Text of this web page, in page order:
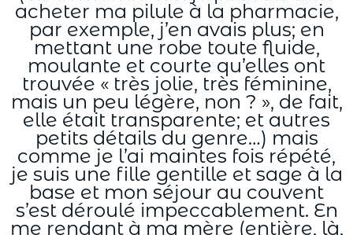
acheter ma pilule à la pharmacie,
par exemple, j’en avais plus; en
mettant une robe toute fluide,
moulante et courte qu’elles ont
trouvée « très jolie, très féminine,
mais un peu légère, non ? », de fait,
elle était transparente; et autres
petits détails du genre…) mais
comme je l’ai maintes fois répété,
je suis une fille gentille et sage à la
base et mon séjour au couvent
s’est déroulé impeccablement. En
me rendant à ma mère (entière, là,